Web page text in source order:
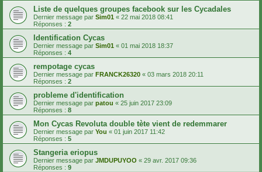
Liste de quelques groupes facebook sur les Cycadales
Dernier message par Sim01 « 22 mai 2018 08:41
Réponses : 2
Identification Cycas
Dernier message par Sim01 « 01 mai 2018 18:37
Réponses : 4
rempotage cycas
Dernier message par FRANCK26320 « 03 mars 2018 20:11
Réponses : 2
probleme d'identification
Dernier message par patou « 25 juin 2017 23:09
Réponses : 8
Mon Cycas Revoluta double tète vient de redemmarer
Dernier message par You « 01 juin 2017 11:42
Réponses : 5
Stangeria eriopus
Dernier message par JMDUPUYOO « 29 avr. 2017 09:36
Réponses : 9